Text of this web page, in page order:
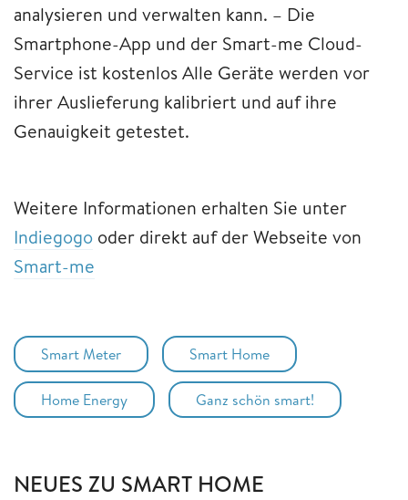
analysieren und verwalten kann. – Die
Smartphone-App und der Smart-me Cloud-
Service ist kostenlos Alle Geräte werden vor
ihrer Auslieferung kalibriert und auf ihre
Genauigkeit getestet.
Weitere Informationen erhalten Sie unter
Indiegogo oder direkt auf der Webseite von
Smart-me
Smart Meter Smart Home
Home Energy Ganz schön smart!
NEUES ZU SMART HOME